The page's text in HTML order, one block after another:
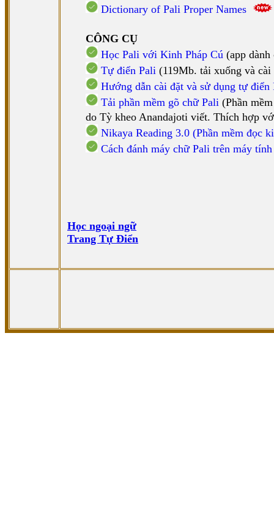
Dictionary of Pali Proper Names
CÔNG CỤ
Học Pali với Kinh Pháp Cú (app
Tự điển Pali (119Mb. tải xuống và
Hướng dẫn cài đặt và sử dụng tự điển
Tải phần mềm gõ chữ Pali (Phần
do Tỳ kheo Anandajoti viết. Thích hợp
Nikaya Reading 3.0 (Phần mềm đọc
Cách đánh máy chữ Pali trên máy tính
Học ngoại ngữ
Trang Tự Điển